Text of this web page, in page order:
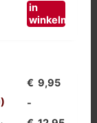
in
winkelmand
€ 9,95
-